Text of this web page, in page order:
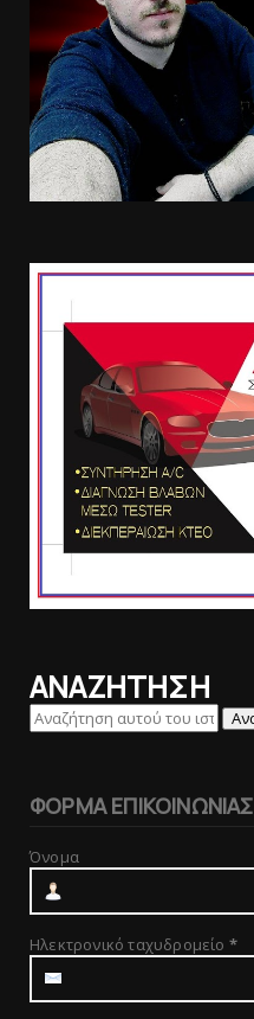
ΑΝΑΖΗΤΗΣΗ
ΦΟΡΜΑ ΕΠΙΚΟΙΝΩΝΙΑΣ
Όνομα
Ηλεκτρονικό ταχυδρομείο *